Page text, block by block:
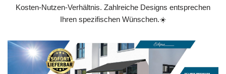
Kosten-Nutzen-Verhältnis. Zahlreiche Designs entsprechen
Ihren spezifischen Wünschen.☀️